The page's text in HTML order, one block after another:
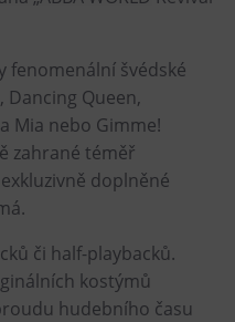
fenomenální švédské
Dancing Queen,
Mia nebo Gimme!
zahrané téměř
doplněné
či half-playbacků.
kostýmů
hudebního času